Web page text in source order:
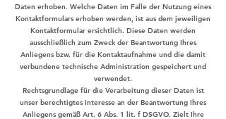
Daten erhoben. Welche Daten im Falle der Nutzung eines
Kontaktformulars erhoben werden, ist aus dem jeweiligen
Kontaktformular ersichtlich. Diese Daten werden
ausschließlich zum Zweck der Beantwortung Ihres
Anliegens bzw. für die Kontaktaufnahme und die damit
verbundene technische Administration gespeichert und
verwendet.
Rechtsgrundlage für die Verarbeitung dieser Daten ist
unser berechtigtes Interesse an der Beantwortung Ihres
Anliegens gemäß Art. 6 Abs. 1 lit. f DSGVO. Zielt Ihre